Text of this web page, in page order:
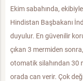
Ekim sabahında,
Hindistan Başbakanı
duyulur. En güvenilir
çıkan 3 mermiden
otomatik silahından 30
orada can verir. Çok